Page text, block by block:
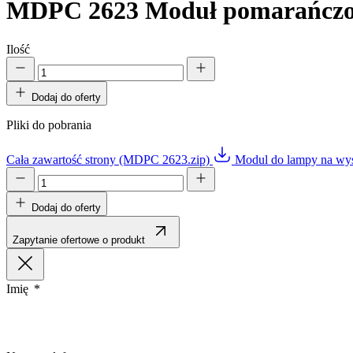
MDPC 2623 Moduł
Ilość
Dodaj do oferty
Pliki do pobrania
Cała zawartość strony (MDPC 2623.zip) Modul do lampy na
Dodaj do oferty
Zapytanie ofertowe o produkt
Imię
Statystyka
gromadząc i zgłaszając